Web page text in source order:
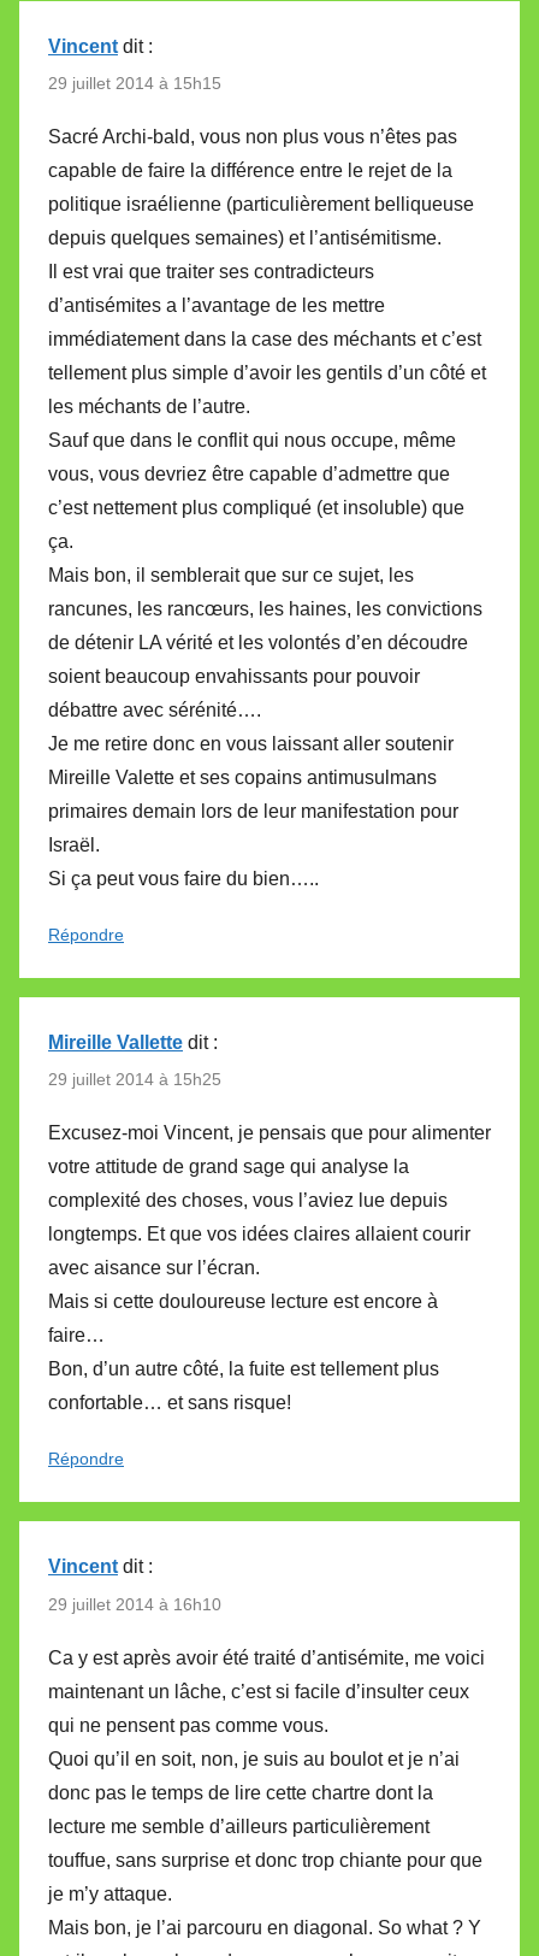
Vincent dit :
29 juillet 2014 à 15h15
Sacré Archi-bald, vous non plus vous n’êtes pas
capable de faire la différence entre le rejet de la
politique israélienne (particulièrement belliqueuse
depuis quelques semaines) et l’antisémitisme.
Il est vrai que traiter ses contradicteurs
d’antisémites a l’avantage de les mettre
immédiatement dans la case des méchants et c’est
tellement plus simple d’avoir les gentils d’un côté et
les méchants de l’autre.
Sauf que dans le conflit qui nous occupe, même
vous, vous devriez être capable d’admettre que
c’est nettement plus compliqué (et insoluble) que
ça.
Mais bon, il semblerait que sur ce sujet, les
rancunes, les rancœurs, les haines, les convictions
de détenir LA vérité et les volontés d’en découdre
soient beaucoup envahissants pour pouvoir
débattre avec sérénité….
Je me retire donc en vous laissant aller soutenir
Mireille Valette et ses copains antimusulmans
primaires demain lors de leur manifestation pour
Israël.
Si ça peut vous faire du bien…..
Répondre
Mireille Vallette dit :
29 juillet 2014 à 15h25
Excusez-moi Vincent, je pensais que pour alimenter
votre attitude de grand sage qui analyse la
complexité des choses, vous l’aviez lue depuis
longtemps. Et que vos idées claires allaient courir
avec aisance sur l’écran.
Mais si cette douloureuse lecture est encore à
faire…
Bon, d’un autre côté, la fuite est tellement plus
confortable… et sans risque!
Répondre
Vincent dit :
29 juillet 2014 à 16h10
Ca y est après avoir été traité d’antisémite, me voici
maintenant un lâche, c’est si facile d’insulter ceux
qui ne pensent pas comme vous.
Quoi qu’il en soit, non, je suis au boulot et je n’ai
donc pas le temps de lire cette chartre dont la
lecture me semble d’ailleurs particulièrement
touffue, sans surprise et donc trop chiante pour que
je m’y attaque.
Mais bon, je l’ai parcouru en diagonal. So what ? Y